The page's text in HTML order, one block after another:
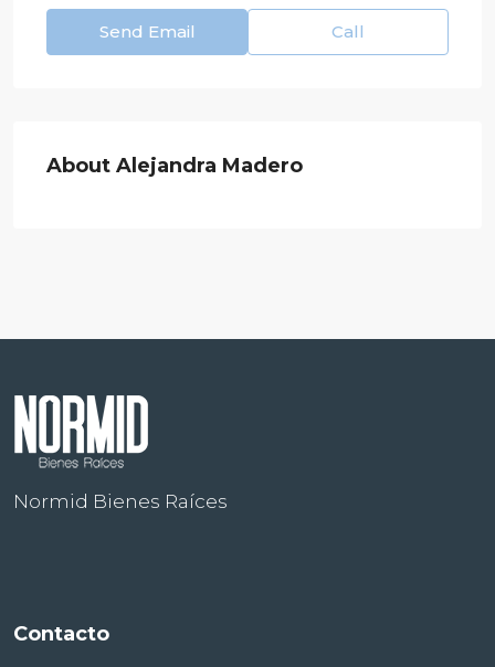
Send Email Call
About Alejandra Madero
Normid Bienes Raíces
Contacto